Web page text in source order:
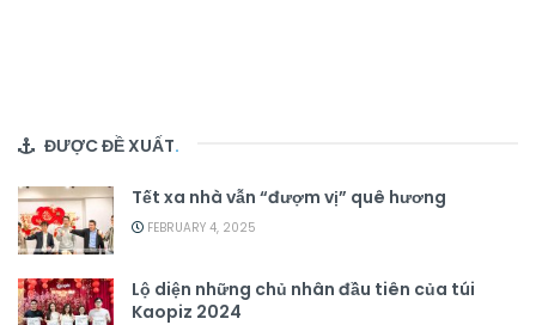
ĐƯỢC ĐỀ XUẤT.
Tết xa nhà vẫn “đượm vị” quê hương
FEBRUARY 4, 2025
Lộ diện những chủ nhân đầu tiên của túi
Kaopiz 2024